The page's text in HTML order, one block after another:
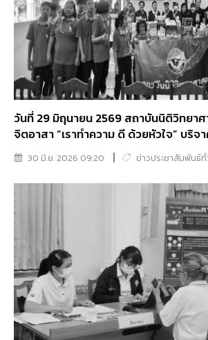
วันที่ 29 มิถุนายน 2569 สถาบันนิติวิทยา
จิตอาสา “เราทำความ ดี ด้วยหัวใจ” บริ
พัฒนาปัญญา มูลนิธิช่วยคนปัญญาอ่อนแห่ง
พระบรมราชินูปถัมภ์
30 มิ.ย. 2026 09:20 ข่าวประชาสัมพันธ์ทั่